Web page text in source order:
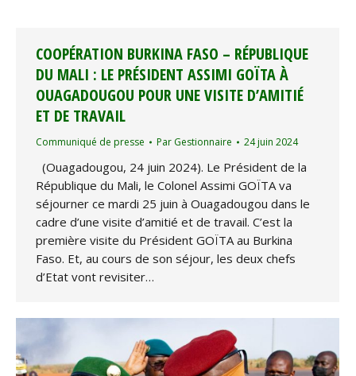
COOPÉRATION BURKINA FASO – RÉPUBLIQUE
DU MALI : LE PRÉSIDENT ASSIMI GOÏTA À
OUAGADOUGOU POUR UNE VISITE D’AMITIÉ
ET DE TRAVAIL
Communiqué de presse Par Gestionnaire 24 juin 2024
(Ouagadougou, 24 juin 2024). Le Président de la
République du Mali, le Colonel Assimi GOÏTA va
séjourner ce mardi 25 juin à Ouagadougou dans le
cadre d’une visite d’amitié et de travail. C’est la
première visite du Président GOÏTA au Burkina
Faso. Et, au cours de son séjour, les deux chefs
d’Etat vont revisiter…